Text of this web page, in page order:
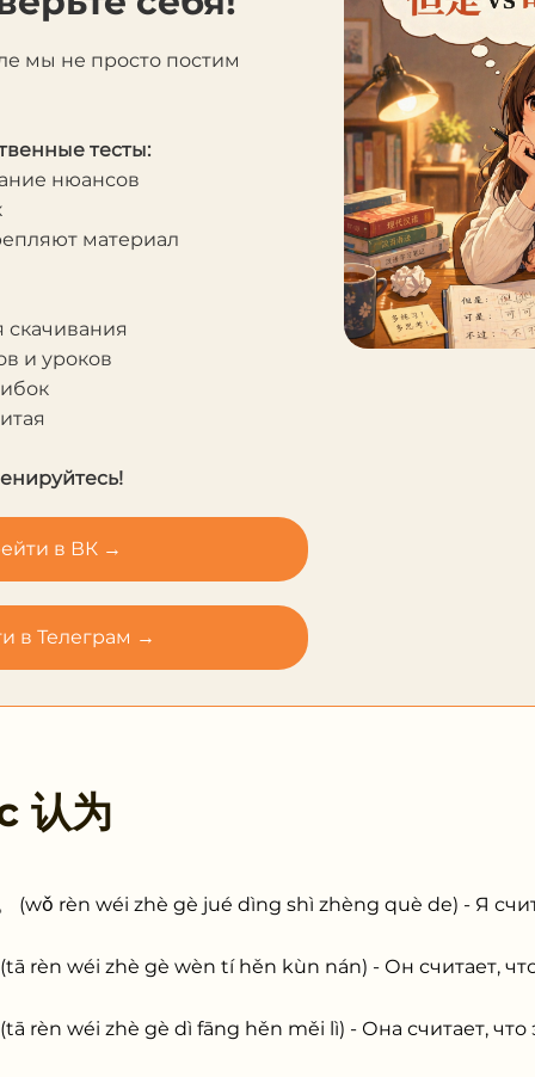
мы не просто постим
тесты:
нюансов
материал
и уроков
в ВК →
в Телеграм →
认为
。 (wǒ rèn wéi zhè gè jué dìng shì zhèng què de) - Я
(tā rèn wéi zhè gè wèn tí hěn kùn nán) - Он считает,
(tā rèn wéi zhè gè dì fāng hěn měi lì) - Она считает,